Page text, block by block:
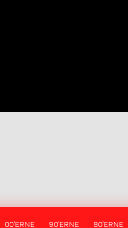
00'ERNE 90'ERNE 80'ERNE